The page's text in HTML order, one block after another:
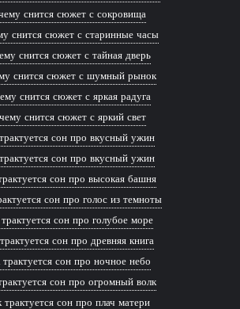
снится сюжет с сокровища
снится сюжет с старинные часы
снится сюжет с тайная дверь
снится сюжет с шумный рынок
снится сюжет с яркая радуга
снится сюжет с яркий свет
сон про вкусный ужин
сон про вкусный ужин
сон про высокая башня
сон про голос из темноты
сон про голубое море
сон про древняя книга
сон про ночное небо
сон про огромный волк
трактуется сон про плач матери